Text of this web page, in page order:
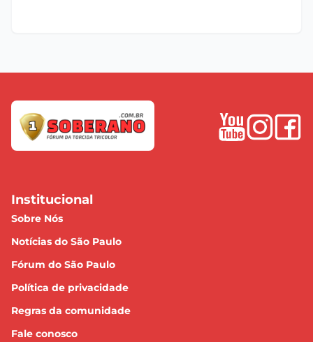
Institucional
Sobre Nós
Notícias do São Paulo
Fórum do São Paulo
Política de privacidade
Regras da comunidade
Fale conosco